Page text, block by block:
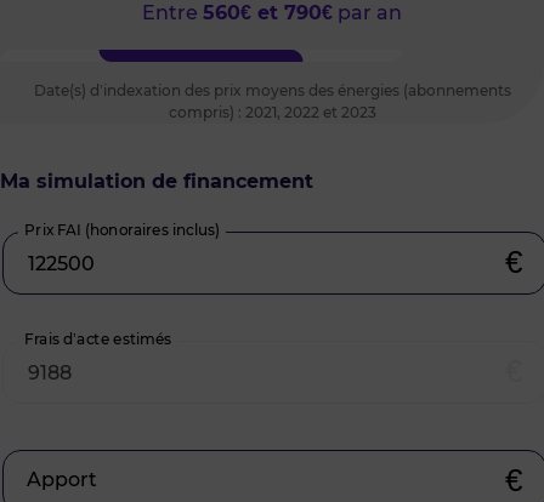
Entre 560€ et 790€ par an
Date(s) d’indexation des prix moyens des énergies (abonnements
compris) : 2021, 2022 et 2023
Ma simulation de financement
Prix FAI (honoraires inclus)
€
Frais d’acte estimés
Apport €